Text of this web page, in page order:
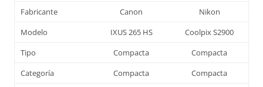
Fabricante Canon
Nikon
Modelo
IXUS 265 HS
Coolpix S2900
Tipo
Compacta
Compacta
Categoría
Compacta
Compacta